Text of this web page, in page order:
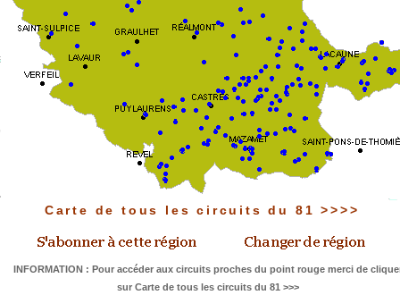
Carte de tous les circuits du 81 >>>>
INFORMATION : Pour accéder aux circuits proches du point rouge merci de
sur Carte de tous les circuits du 81 >>>